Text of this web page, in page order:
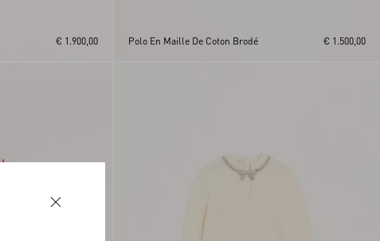
€ 1.900,00 Polo En Maille De Coton Brodé € 1.500,00